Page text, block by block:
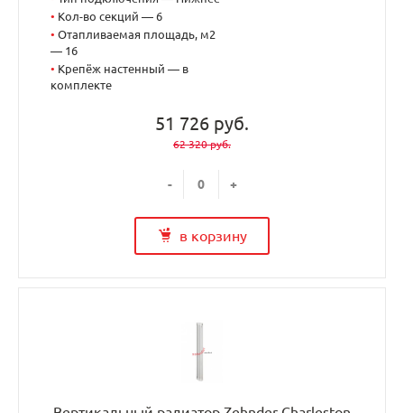
• Кол-во секций — 6
• Отапливаемая площадь, м2
— 16
• Крепёж настенный — в
комплекте
51 726 руб.
62 320 руб.
- +
в корзину